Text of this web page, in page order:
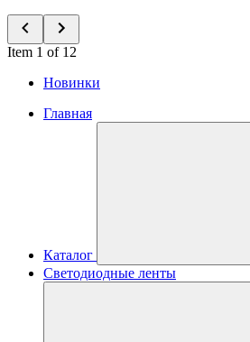
Item 1 of 12
Новинки
Главная
Каталог
Светодиодные ленты